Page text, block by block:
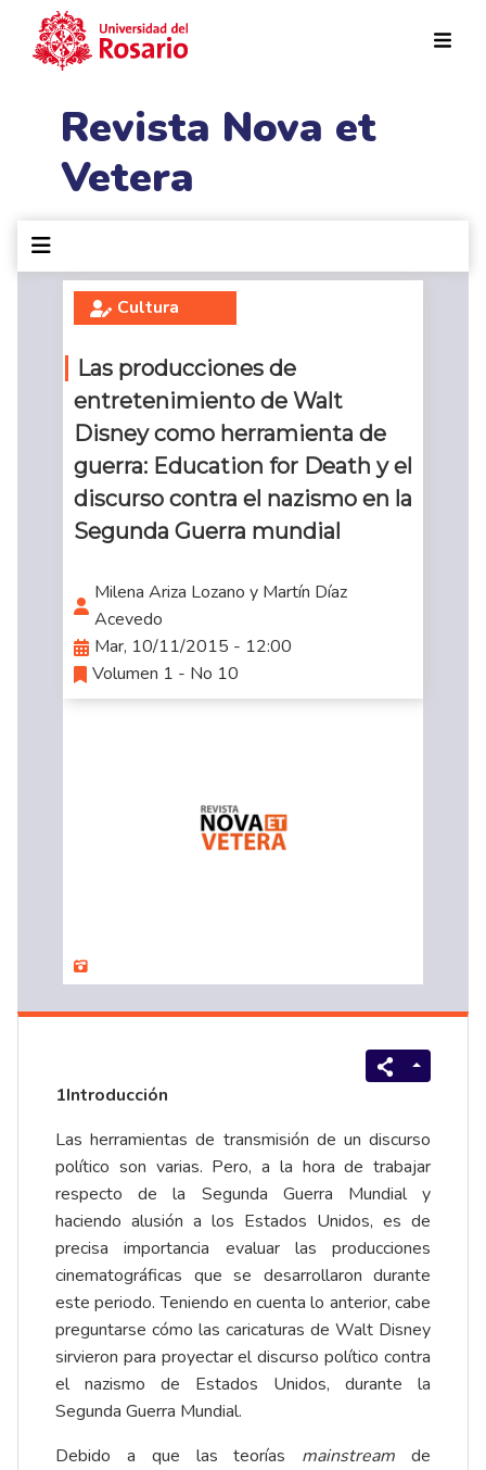
Revista Nova et
Vetera
Cultura
Las producciones de
entretenimiento de Walt
Disney como herramienta de
guerra: Education for Death y el
discurso contra el nazismo en la
Segunda Guerra mundial
Milena Ariza Lozano y Martín Díaz
Acevedo
Mar, 10/11/2015 - 12:00
Volumen 1 - No 10
1Introducción
Las herramientas de transmisión de un discurso
político son varias. Pero, a la hora de trabajar
respecto de la Segunda Guerra Mundial y
haciendo alusión a los Estados Unidos, es de
precisa importancia evaluar las producciones
cinematográficas que se desarrollaron durante
este periodo. Teniendo en cuenta lo anterior, cabe
preguntarse cómo las caricaturas de Walt Disney
sirvieron para proyectar el discurso político contra
el nazismo de Estados Unidos, durante la
Segunda Guerra Mundial.
Debido a que las teorías mainstream de